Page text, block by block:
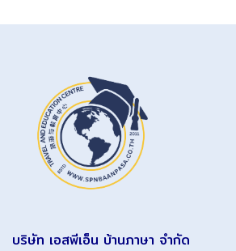
บริษัท เอสพีเอ็น บ้านภาษา จำกัด